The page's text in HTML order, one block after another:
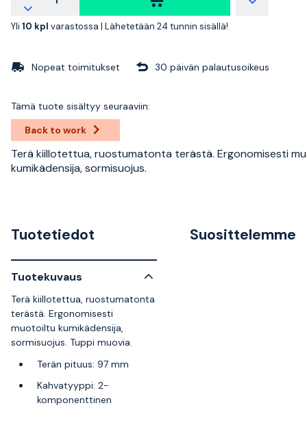
Yli 10 kpl varastossa | Lähetetään 24 tunnin sisällä!
Nopeat toimitukset 30 päivän palautusoikeus
Tämä tuote sisältyy seuraaviin:
Back to work
Terä kiillotettua, ruostumatonta terästä. Ergonomisesti
kumikädensija, sormisuojus.
Tuotetiedot
Tuotekuvaus
Terä kiillotettua, ruostumatonta
terästä. Ergonomisesti
muotoiltu kumikädensija,
sormisuojus. Tuppi muovia.
Terän pituus: 97 mm
Kahvatyyppi: 2-
komponenttinen
Suosittelemme